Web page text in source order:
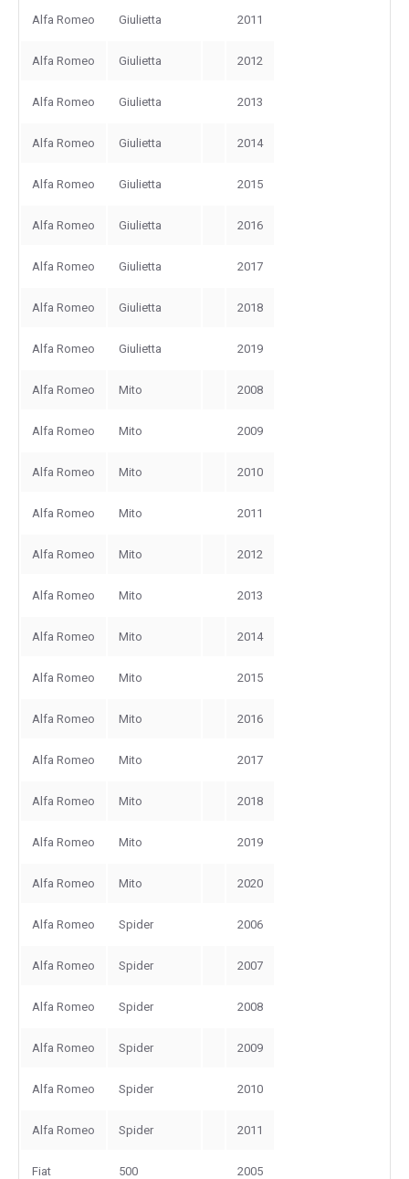
Alfa Romeo Giulietta 2011
Alfa Romeo Giulietta 2012
Alfa Romeo Giulietta 2013
Alfa Romeo Giulietta 2014
Alfa Romeo Giulietta 2015
Alfa Romeo Giulietta 2016
Alfa Romeo Giulietta 2017
Alfa Romeo Giulietta 2018
Alfa Romeo Giulietta 2019
Alfa Romeo Mito 2008
Alfa Romeo Mito 2009
Alfa Romeo Mito 2010
Alfa Romeo Mito 2011
Alfa Romeo Mito 2012
Alfa Romeo Mito 2013
Alfa Romeo Mito 2014
Alfa Romeo Mito 2015
Alfa Romeo Mito 2016
Alfa Romeo Mito 2017
Alfa Romeo Mito 2018
Alfa Romeo Mito 2019
Alfa Romeo Mito 2020
Alfa Romeo Spider 2006
Alfa Romeo Spider 2007
Alfa Romeo Spider 2008
Alfa Romeo Spider 2009
Alfa Romeo Spider 2010
Alfa Romeo Spider 2011
Fiat 500 2005